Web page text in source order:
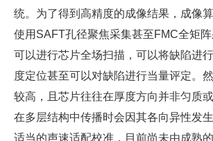
统。为了得到高精度的成像结果，成像
使用SAFT孔径聚焦采集甚至FMC全矩
可以进行芯片全场扫描，可以将缺陷进
度定位甚至可以对缺陷进行当量评定。
较高，且芯片往往在厚度方向并非匀质
在多层结构中传播时会因其各向异性发
适当的声速适配校准，目前尚未由成熟